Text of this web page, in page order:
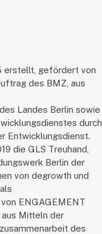
erstellt, gefördert von
des BMZ, aus
Landes Berlin sowie
durch
Entwicklungsdienst.
die GLS Treuhand,
Berlin der
von degrowth und
ENGAGEMENT
Mitteln der
des